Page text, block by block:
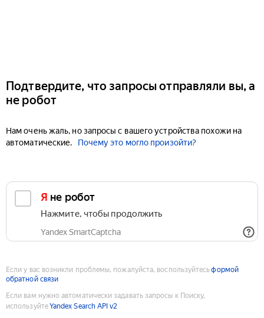
Подтвердите, что запросы отправляли вы, а
не робот
Нам очень жаль, но запросы с вашего устройства похожи на
автоматические.
Почему это могло произойти?
Я не робот
Нажмите, чтобы продолжить
Yandex SmartCaptcha
Если у вас возникли проблемы, пожалуйста, воспользуйтесьформой
обратной связи
Если вам нужно автоматически задавать запросы к Поиску,
используйтеYandex Search API v2